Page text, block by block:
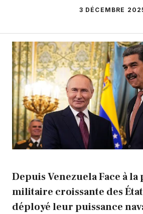
3 DÉCEMBRE
DepuisVenezuelaFace à
militaire croissante des
déployé leur puissance